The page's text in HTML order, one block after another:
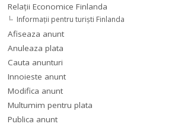
Relaţii Economice Finlanda
Informaţii pentru turişti Finlanda
Afiseaza anunt
Anuleaza plata
Cauta anunturi
Innoieste anunt
Modifica anunt
Multumim pentru plata
Publica anunt